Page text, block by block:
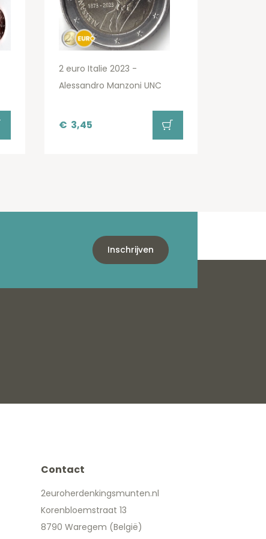
2 euro Italie 2023 -
Alessandro Manzoni UNC
€ 3,45
Inschrijven
Contact
2euroherdenkingsmunten.nl
Korenbloemstraat 13
8790 Waregem (België)